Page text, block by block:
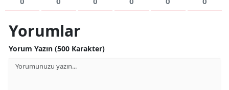
Yorumlar
Yorum Yazın (500 Karakter)